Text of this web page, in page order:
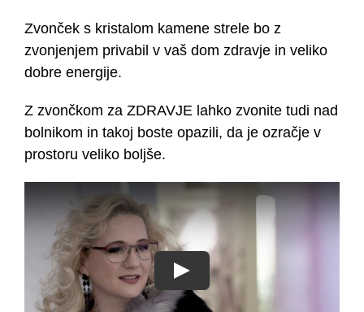
Zvonček s kristalom kamene strele bo z
zvonjenjem privabil v vaš dom zdravje in veliko
dobre energije.
Z zvončkom za ZDRAVJE lahko zvonite tudi nad
bolnikom in takoj boste opazili, da je ozračje v
prostoru veliko boljše.